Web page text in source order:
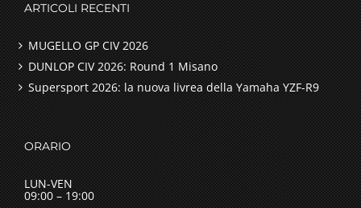
ARTICOLI RECENTI
MUGELLO GP CIV 2026
DUNLOP CIV 2026: Round 1 Misano
Supersport 2026: la nuova livrea della Yamaha YZF-R9
ORARIO
LUN-VEN
09:00 – 19:00